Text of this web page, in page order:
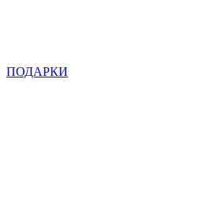
ПОДАРКИ